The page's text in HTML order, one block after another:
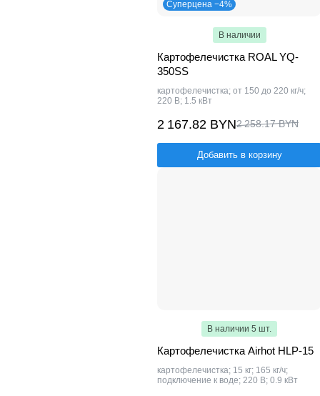
Суперцена −4%
В наличии
Картофелечистка ROAL YQ-
350SS
картофелечистка; от 150 до 220 кг/ч;
220 В; 1.5 кВт
2 167.82 BYN2 258.17 BYN
Добавить в корзину
В наличии 5 шт.
Картофелечистка Airhot HLP-15
картофелечистка; 15 кг; 165 кг/ч;
подключение к воде; 220 В; 0.9 кВт